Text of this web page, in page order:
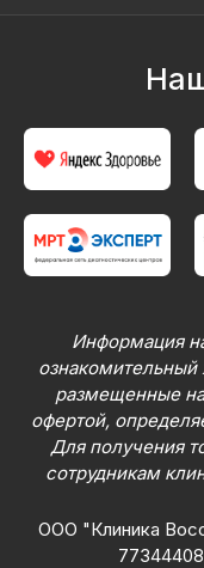
Информация
размещенные
офертой,
Для получения
сотрудникам
ООО "Клиника